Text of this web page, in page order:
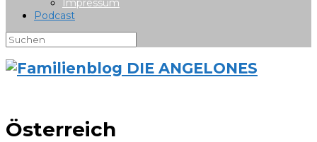
Impressum
Podcast
Österreich